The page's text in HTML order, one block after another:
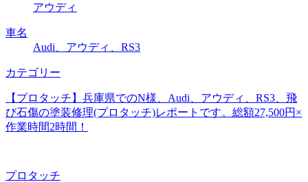
アウディ
車名
Audi、アウディ、RS3
カテゴリー
【プロタッチ】兵庫県でのN様、Audi、アウディ、RS3、飛
び石傷の塗装修理(プロタッチ)レポートです。総額27,500円×
作業時間2時間！
プロタッチ